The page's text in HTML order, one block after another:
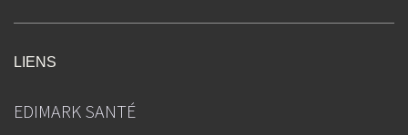
LIENS
EDIMARK SANTÉ